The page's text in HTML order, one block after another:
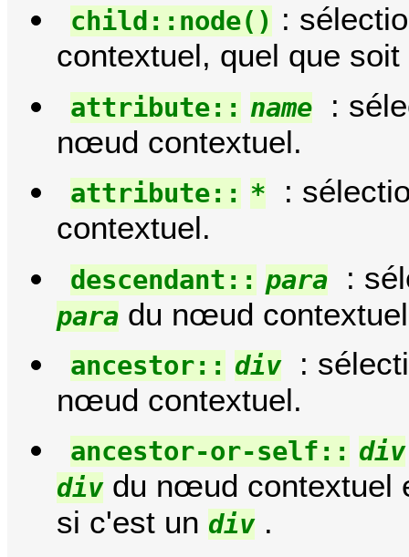
child::node() :
contextuel, quel que
attribute:: name
:
nœud contextuel.
attribute:: *
:
contextuel.
descendant:: para :
para du nœud
ancestor:: div
:
nœud contextuel.
ancestor-or-self:: div
div du nœud contextuel
si c'est un div .